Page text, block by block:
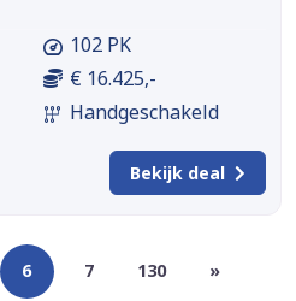
102 PK
€ 16.425,-
Handgeschakeld
Bekijk deal
6 7 130 »